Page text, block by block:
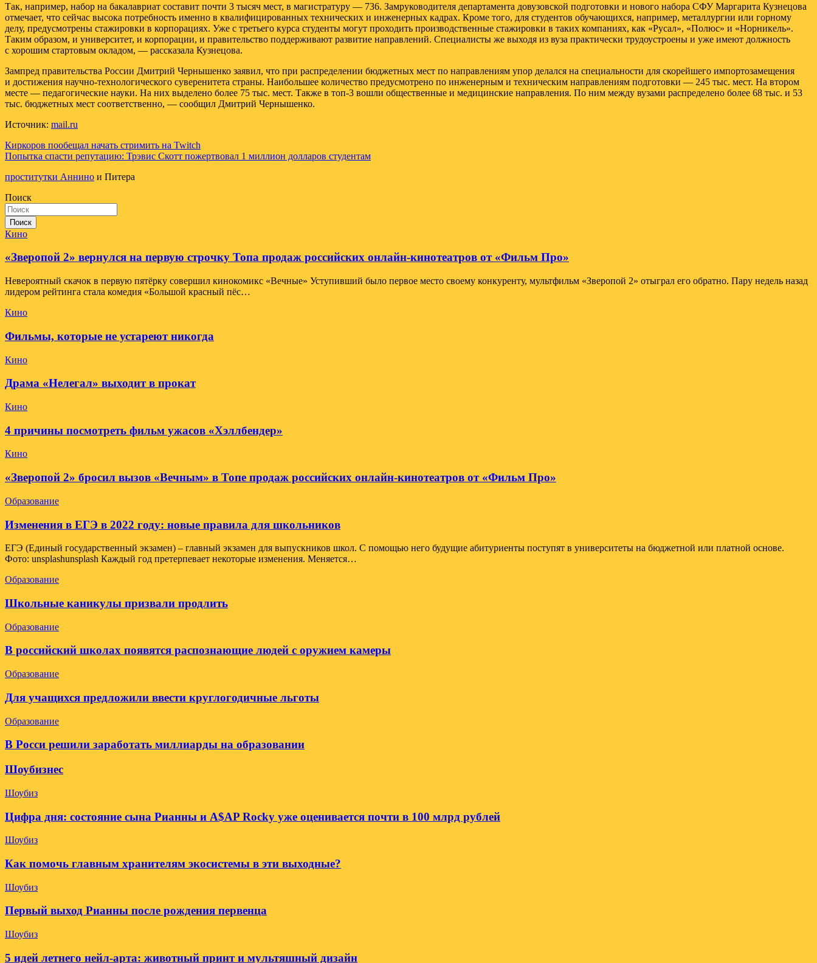
Так, например, набор на бакалавриат составит почти 3 тысяч мест, в магистратуру — 736. Замруководителя департамента довузовской подготовки и нового набора СФУ Маргарита Кузнецова
отмечает, что сейчас высока потребность именно в квалифицированных технических и инженерных кадрах. Кроме того, для студентов обучающихся, например, металлургии или горному
делу, предусмотрены стажировки в корпорациях. Уже с третьего курса студенты могут проходить производственные стажировки в таких компаниях, как «Русал», «Полюс» и «Норникель».
Таким образом, и университет, и корпорации, и правительство поддерживают развитие направлений. Специалисты же выходя из вуза практически трудоустроены и уже имеют должность
с хорошим стартовым окладом, — рассказала Кузнецова.
Зампред правительства России Дмитрий Чернышенко заявил, что при распределении бюджетных мест по направлениям упор делался на специальности для скорейшего импортозамещения
и достижения научно-технологического суверенитета страны. Наибольшее количество предусмотрено по инженерным и техническим направлениям подготовки — 245 тыс. мест. На втором
месте — педагогические науки. На них выделено более 75 тыс. мест. Также в топ-3 вошли общественные и медицинские направления. По ним между вузами распределено более 68 тыс. и 53
тыс. бюджетных мест соответственно, — сообщил Дмитрий Чернышенко.
Источник: mail.ru
Навигация
по
записям
Киркоров пообещал начать стримить на Twitch
Попытка спасти репутацию: Трэвис Скотт пожертвовал 1 миллион долларов студентам
проститутки Аннино и Питера
Поиск
Поиск
Кино
«Зверопой 2» вернулся на первую строчку Топа продаж российских онлайн-кинотеатров от «Фильм Про»
Невероятный скачок в первую пятёрку совершил кинокомикс «Вечные» Уступивший было первое место своему конкуренту, мультфильм «Зверопой 2» отыграл его обратно. Пару недель назад
лидером рейтинга стала комедия «Большой красный пёс…
Кино
Фильмы, которые не устареют никогда
Кино
Драма «Нелегал» выходит в прокат
Кино
4 причины посмотреть фильм ужасов «Хэллбендер»
Кино
«Зверопой 2» бросил вызов «Вечным» в Топе продаж российских онлайн-кинотеатров от «Фильм Про»
Образование
Изменения в ЕГЭ в 2022 году: новые правила для школьников
ЕГЭ (Единый государственный экзамен) – главный экзамен для выпускников школ. С помощью него будущие абитуриенты поступят в университеты на бюджетной или платной основе.
Фото: unsplashunsplash Каждый год претерпевает некоторые изменения. Меняется…
Образование
Школьные каникулы призвали продлить
Образование
В российский школах появятся распознающие людей с оружием камеры
Образование
Для учащихся предложили ввести круглогодичные льготы
Образование
В Росси решили заработать миллиарды на образовании
Шоубизнес
Шоубиз
Цифра дня: состояние сына Рианны и A$AP Rocky уже оценивается почти в 100 млрд рублей
Шоубиз
Как помочь главным хранителям экосистемы в эти выходные?
Шоубиз
Первый выход Рианны после рождения первенца
Шоубиз
5 идей летнего нейл-арта: животный принт и мультяшный дизайн